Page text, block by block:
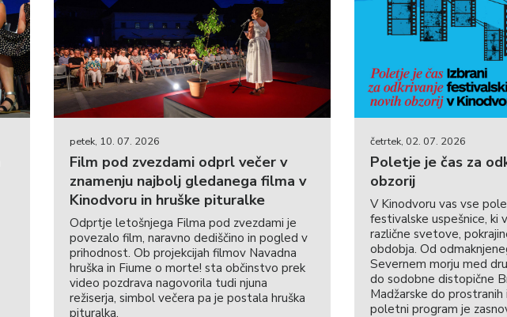
petek, 10. 07. 2026
Film pod zvezdami odprl večer v
znamenju najbolj gledanega filma v
Kinodvoru in hruške pituralke
Odprtje letošnjega Filma pod zvezdami je
povezalo film, naravno dediščino in pogled v
prihodnost. Ob projekcijah filmov Navadna
hruška in Fiume o morte! sta občinstvo prek
video pozdrava nagovorila tudi njuna
režiserja, simbol večera pa je postala hruška
pituralka.
četrtek, 02. 07. 2026
Poletje je čas za
obzorij
V Kinodvoru vas vse
festivalske uspešnice, ki
različne svetove,
obdobja. Od
Severnem morju med
do sodobne distopične
Madžarske do prostranih
poletni program je